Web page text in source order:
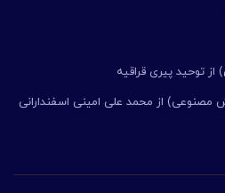
توحید پیری قراقیه
مصنوعی) از محمد علی امینی اسفندارانی